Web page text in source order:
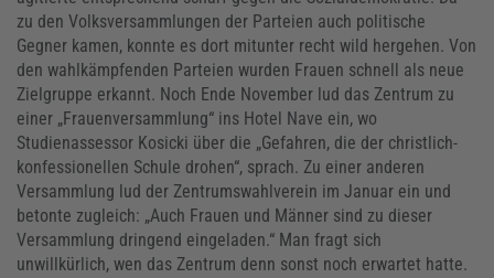
zu den Volksversammlungen der Parteien auch politische
Gegner kamen, konnte es dort mitunter recht wild hergehen. Von
den wahlkämpfenden Parteien wurden Frauen schnell als neue
Zielgruppe erkannt. Noch Ende November lud das Zentrum zu
einer „Frauenversammlung“ ins Hotel Nave ein, wo
Studienassessor Kosicki über die „Gefahren, die der christlich-
konfessionellen Schule drohen“, sprach. Zu einer anderen
Versammlung lud der Zentrumswahlverein im Januar ein und
betonte zugleich: „Auch Frauen und Männer sind zu dieser
Versammlung dringend eingeladen.“ Man fragt sich
unwillkürlich, wen das Zentrum denn sonst noch erwartet hatte.